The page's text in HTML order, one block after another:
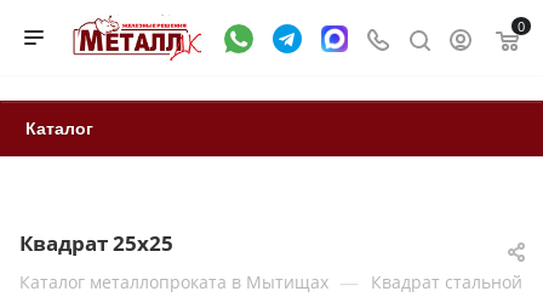
0
Каталог
Квадрат 25х25
Каталог металлопроката в Мытищах — Квадрат стальной